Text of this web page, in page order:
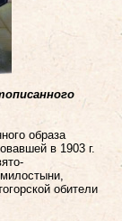
образа
в 1903 г.
обители